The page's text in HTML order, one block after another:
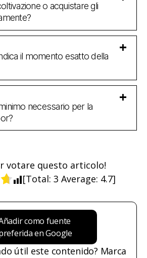
o acquistare gli
il momento esatto della
necessario per la
votare questo articolo!
[Total: 3 Average: 4.7]
como fuente
en Google
útil este contenido? Marca